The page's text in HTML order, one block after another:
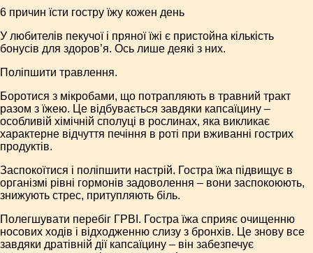
6 причин їсти гостру їжу кожен день
У любителів пекучої і пряної їжі є пристойна кількість
бонусів для здоров’я. Ось лише деякі з них.
Поліпшити травлення.
Боротися з мікробами, що потрапляють в травний тракт
разом з їжею. Це відбувається завдяки капсаїцину –
особливій хімічній сполуці в рослинах, яка викликає
характерне відчуття печіння в роті при вживанні гострих
продуктів.
Заспокоїтися і поліпшити настрій. Гостра їжа підвищує в
організмі рівні гормонів задоволення – вони заспокоюють,
знижують стрес, притупляють біль.
Полегшувати перебіг ГРВІ. Гостра їжа сприяє очищенню
носових ходів і відходженню слизу з бронхів. Це знову все
завдяки дратівній дії капсаїцину – він забезпечує